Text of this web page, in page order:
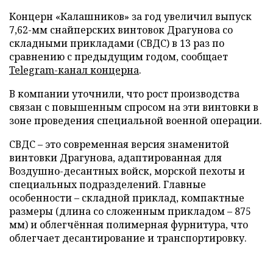
Концерн «Калашников» за год увеличил выпуск
7,62-мм снайперских винтовок Драгунова со
складными прикладами (СВДС) в 13 раз по
сравнению с предыдущим годом, сообщает
Telegram-канал концерна.
В компании уточнили, что рост производства
связан с повышенным спросом на эти винтовки в
зоне проведения специальной военной операции.
СВДС – это современная версия знаменитой
винтовки Драгунова, адаптированная для
Воздушно-десантных войск, морской пехоты и
специальных подразделений. Главные
особенности – складной приклад, компактные
размеры (длина со сложенным прикладом – 875
мм) и облегчённая полимерная фурнитура, что
облегчает десантирование и транспортировку.